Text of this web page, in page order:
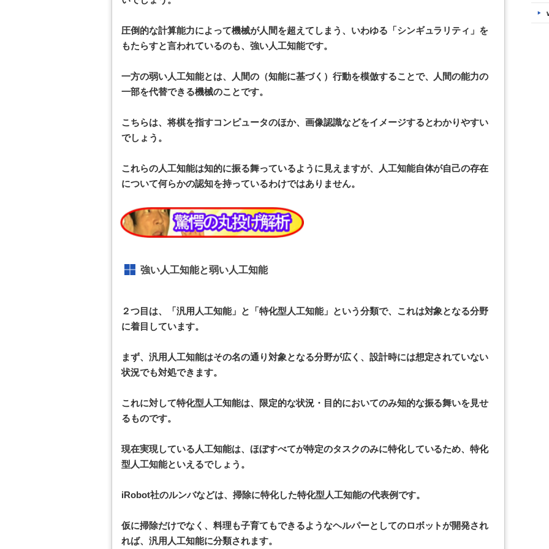
圧倒的な計算能力によって機械が人間を超えてしまう、いわゆる「シンギュラリティ」を
もたらすと言われているのも、強い人工知能です。
一方の弱い人工知能とは、人間の（知能に基づく）行動を模倣することで、人間の能力の
一部を代替できる機械のことです。
こちらは、将棋を指すコンピュータのほか、画像認識などをイメージするとわかりやすい
でしょう。
これらの人工知能は知的に振る舞っているように見えますが、人工知能自体が自己の存在
について何らかの認知を持っているわけではありません。
強い人工知能と弱い人工知能
２つ目は、「汎用人工知能」と「特化型人工知能」という分類で、これは対象となる分野
に着目しています。
まず、汎用人工知能はその名の通り対象となる分野が広く、設計時には想定されていない
状況でも対処できます。
これに対して特化型人工知能は、限定的な状況・目的においてのみ知的な振る舞いを見せ
るものです。
現在実現している人工知能は、ほぼすべてが特定のタスクのみに特化しているため、特化
型人工知能といえるでしょう。
iRobot社のルンバなどは、掃除に特化した特化型人工知能の代表例です。
仮に掃除だけでなく、料理も子育てもできるようなヘルパーとしてのロボットが開発され
れば、汎用人工知能に分類されます。